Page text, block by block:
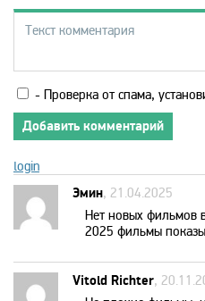
ID Xtra
KazSport
MTV 00s
MTV 80s
MTV Hits
- Проверка от спама,
Добавить комментарий
login
Эмин, 21.04.2025
Нет новых фильмов
2025 фильмы
Vitold Richter,